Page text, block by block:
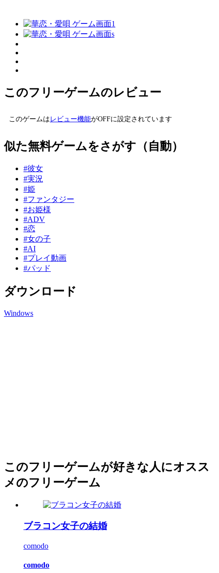
このフリーゲームのレビュー
このゲームは レビュー機能がOFFに設定されています
似た無料ゲームをさがす（自動）
#彼女
#実況
#姫
#ファンタジー
#お姫様
#ADV
#恋
#女の子
#AI
#プレイ動画
#パッド
ダウンロード
Windows
このフリーゲームが好きな人にオスス
メのフリーゲーム
ブラコン女子の結婚
comodo
comodo